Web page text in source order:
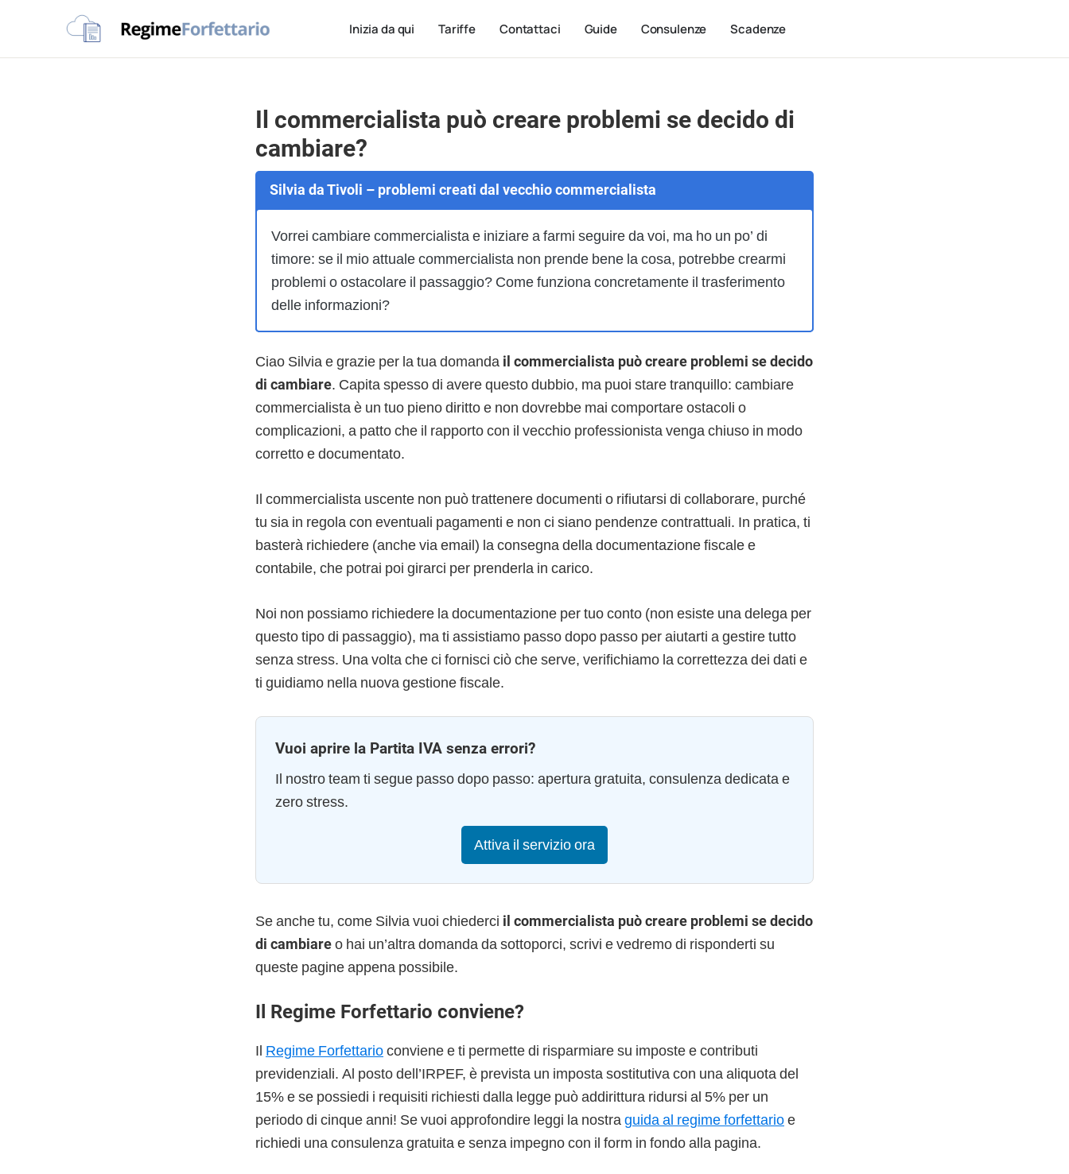
navigazione
contenuto
piè
Regime
La
Inizia da qui Tariffe Contattaci Guide Consulenze Scadenze
Il commercialista può creare problemi se decido di
cambiare?
Silvia da Tivoli – problemi creati dal vecchio commercialista
Vorrei cambiare commercialista e iniziare a farmi seguire da voi, ma ho un po’ di
timore: se il mio attuale commercialista non prende bene la cosa, potrebbe crearmi
problemi o ostacolare il passaggio? Come funziona concretamente il trasferimento
delle informazioni?
Ciao Silvia e grazie per la tua domanda il commercialista può creare problemi se decido
di cambiare. Capita spesso di avere questo dubbio, ma puoi stare tranquillo: cambiare
commercialista è un tuo pieno diritto e non dovrebbe mai comportare ostacoli o
complicazioni, a patto che il rapporto con il vecchio professionista venga chiuso in modo
corretto e documentato.
Il commercialista uscente non può trattenere documenti o rifiutarsi di collaborare, purché
tu sia in regola con eventuali pagamenti e non ci siano pendenze contrattuali. In pratica, ti
basterà richiedere (anche via email) la consegna della documentazione fiscale e
contabile, che potrai poi girarci per prenderla in carico.
Noi non possiamo richiedere la documentazione per tuo conto (non esiste una delega per
questo tipo di passaggio), ma ti assistiamo passo dopo passo per aiutarti a gestire tutto
senza stress. Una volta che ci fornisci ciò che serve, verifichiamo la correttezza dei dati e
ti guidiamo nella nuova gestione fiscale.
Vuoi aprire la Partita IVA senza errori?
Il nostro team ti segue passo dopo passo: apertura gratuita, consulenza dedicata e
zero stress.
Attiva il servizio ora
Se anche tu, come Silvia vuoi chiederci il commercialista può creare problemi se decido
di cambiareo hai un’altra domanda da sottoporci, scrivi e vedremo di risponderti su
queste pagine appena possibile.
Il Regime Forfettario conviene?
Il Regime Forfettarioconviene e ti permette di risparmiare su imposte e contributi
previdenziali. Al posto dell’IRPEF, è prevista un imposta sostitutiva con una aliquota del
15% e se possiedi i requisiti richiesti dalla legge può addirittura ridursi al 5% per un
periodo di cinque anni! Se vuoi approfondire leggi la nostra guida al regime forfettarioe
richiedi una consulenza gratuita e senza impegno con il form in fondo alla pagina.